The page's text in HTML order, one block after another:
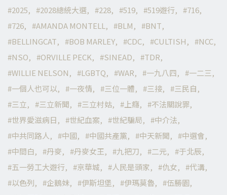
2025
2028總統大選 228 519 519遊行
716
726
AMANDA MONTELL BLM
BNT
BELLINGCAT
BOB MARLEY CDC CULTISH
NCC
NSO
ORVILLE PECK SINEAD
TDR
WILLIE NELSON
LGBTQ WAR 一九八四
一二三
一個人也可以
一夜情 三位一體 三接
三民自
三立
三立新聞 三立村姑 上癮
不法關說罪
世界愛滋病日
世紀血案 世紀騙局
中介法
中共同路人
中國 中國共產黨 中天新聞
中選會
中間白
丹麥 丹麥女王 九把刀 二元
于北辰
五一勞工大遊行
京華城 人民是頭家 仇女
代溝
以色列
企鵝妹 伊斯坦堡 伊瑪莫魯
伍勝園